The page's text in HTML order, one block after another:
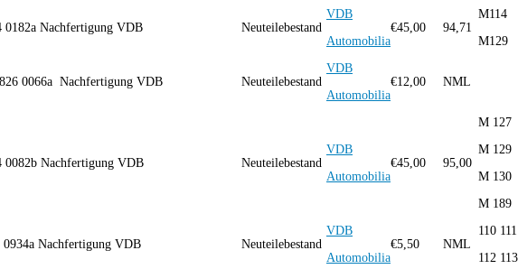
0182a Nachfertigung VDB Neuteilebestand
VDB
Automobilia
€45,00 94,71
M114
M129
0066a Nachfertigung VDB Neuteilebestand
VDB
Automobilia
€12,00 NML
0082b Nachfertigung VDB Neuteilebestand
VDB
Automobilia
€45,00 95,00
M 127
M 129
M 130
M 189
0934a Nachfertigung VDB Neuteilebestand
VDB
Automobilia
€5,50 NML
110 111
112 113